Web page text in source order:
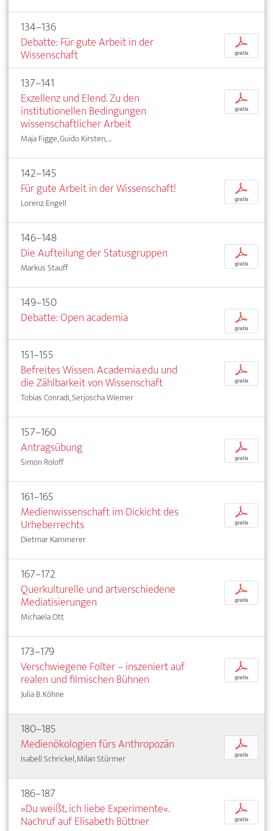
134–136
Debatte: Für gute Arbeit in der
Wissenschaft
p
gratis
137–141
Exzellenz und Elend. Zu den
institutionellen Bedingungen
wissenschaftlicher Arbeit
Maja Figge, Guido Kirsten, ...
p
gratis
142–145
Für gute Arbeit in der Wissenschaft!
Lorenz Engell
p
gratis
146–148
Die Aufteilung der Statusgruppen
Markus Stauff
p
gratis
149–150
Debatte: Open academia
p
gratis
151–155
Befreites Wissen. Academia.edu und
die Zählbarkeit von Wissenschaft
Tobias Conradi, Serjoscha Wiemer
p
gratis
157–160
Antragsübung
Simon Roloff
p
gratis
161–165
Medienwissenschaft im Dickicht des
Urheberrechts
Dietmar Kammerer
p
gratis
167–172
Querkulturelle und artverschiedene
Mediatisierungen
Michaela Ott
p
gratis
173–179
Verschwiegene Folter – inszeniert auf
realen und filmischen Bühnen
Julia B. Köhne
p
gratis
180–185
Medienökologien fürs Anthropozän
Isabell Schrickel, Milan Stürmer
p
gratis
186–187
»Du weißt, ich liebe Experimente«.
Nachruf auf Elisabeth Büttner
p
gratis